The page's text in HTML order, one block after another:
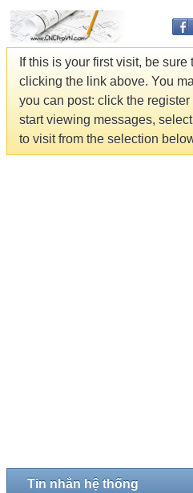
If this is your first visit, be sure
clicking the link above. You
you can post: click the
start viewing messages,
to visit from the selection
Tin nhắn hệ thống